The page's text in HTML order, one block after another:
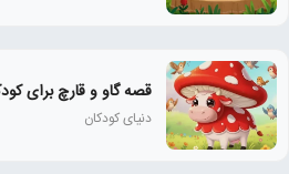
قصه گاو و قارچ برای
دنیای کودکان